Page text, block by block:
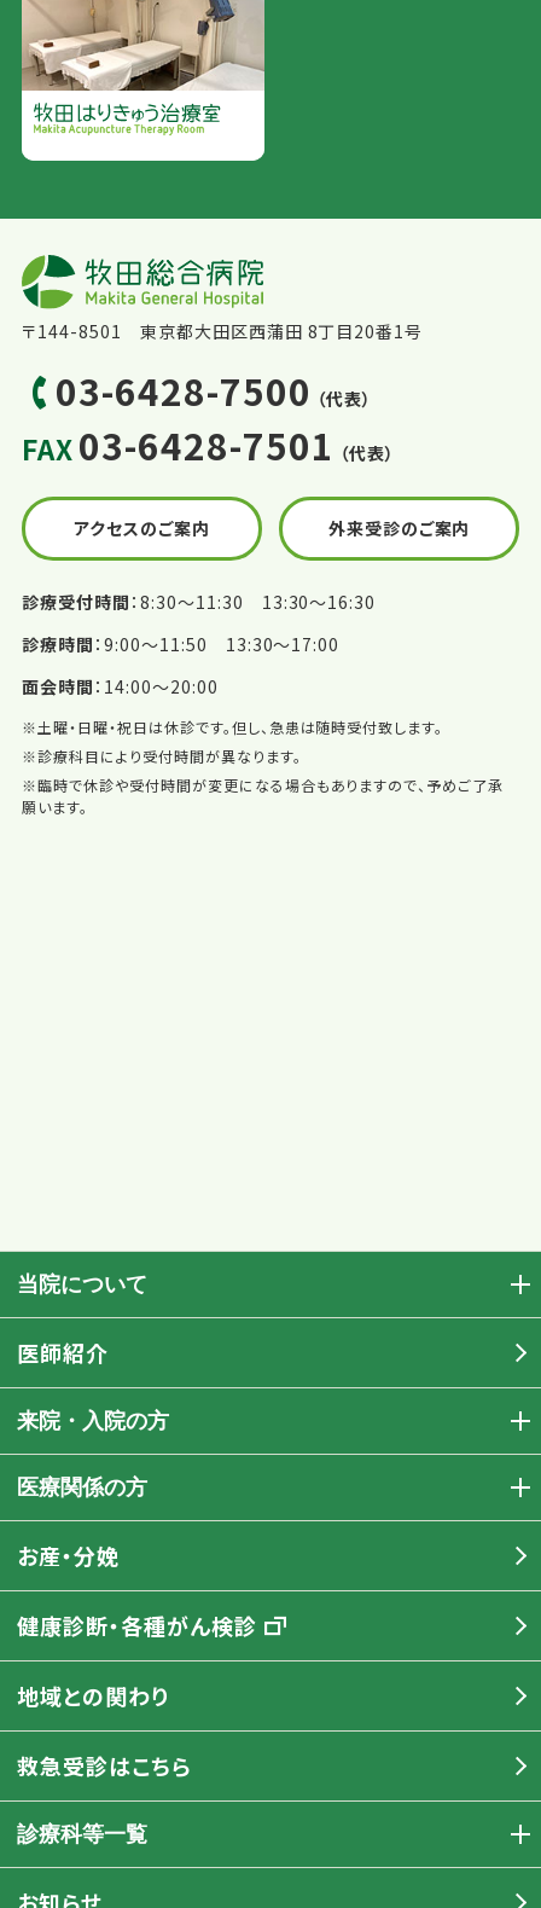
〒144-8501 東京都大田区西蒲田 8丁目20番1号
03-6428-7500 （代表）
FAX03-6428-7501 （代表）
アクセスのご案内 外来受診のご案内
診療受付時間 8:30〜11:30 13:30〜16:30
診療時間 9:00〜11:50 13:30〜17:00
面会時間 14:00〜20:00
※土曜・日曜・祝日は休診です。但し、急患は随時受付致します。
※診療科目により受付時間が異なります。
※臨時で休診や受付時間が変更になる場合もありますので、予めご了承
願います。
当院について
医師紹介
来院・入院の方
医療関係の方
お産・分娩
健康診断・各種がん検診
地域との関わり
救急受診はこちら
診療科等一覧